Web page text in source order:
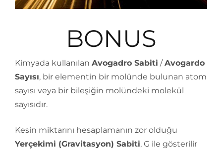
BONUS
Kimyada kullanılan Avogadro Sabiti /Avogardo
Sayısı, bir elementin bir molünde bulunan atom
sayısı veya bir bileşiğin molündeki molekül
sayısıdır.
Kesin miktarını hesaplamanın zor olduğu
Yerçekimi (Gravitasyon) Sabiti, G ile gösterilir